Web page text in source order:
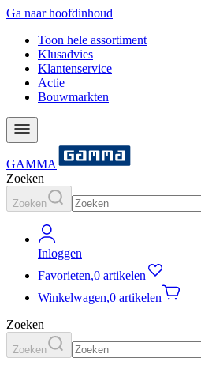
Ga naar hoofdinhoud
Toon hele assortiment
Klusadvies
Klantenservice
Actie
Bouwmarkten
GAMMA
Zoeken
Zoeken
Inloggen
Favorieten,0 artikelen
Winkelwagen,0 artikelen
Zoeken
Zoeken